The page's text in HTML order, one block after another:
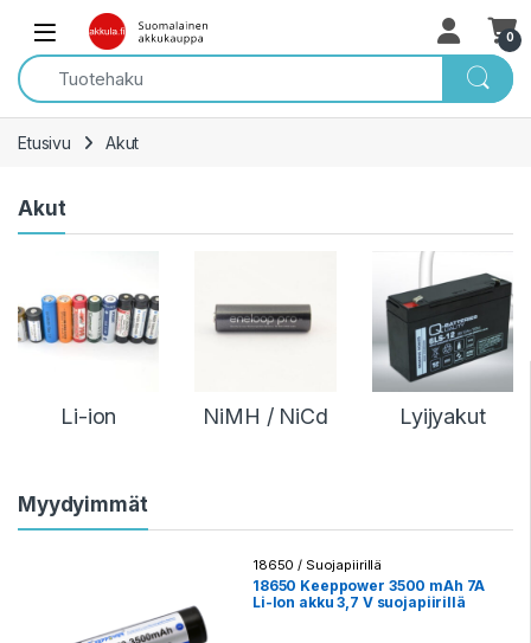
Skip to navigation
Skip to content
Open 0
Etusivu Akut
Akut
Li-ion NiMH / NiCd Lyijyakut
Myydyimmät
18650 / Suojapiirillä
18650 Keeppower 3500 mAh 7A
Li-Ion akku 3,7 V suojapiirillä